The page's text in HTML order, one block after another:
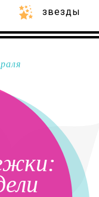
звезды